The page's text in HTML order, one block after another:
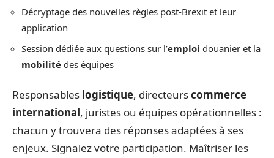
Décryptage des nouvelles règles post-Brexit et leur
application
Session dédiée aux questions sur l’emploi douanier et la
mobilité des équipes
Responsables logistique, directeurscommerce
international, juristes ou équipes opérationnelles :
chacun y trouvera des réponses adaptées à ses
enjeux. Signalez votre participation. Maîtriser les